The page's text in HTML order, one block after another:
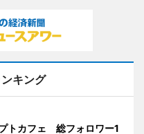
キング
トカフェ 総フォロワー1